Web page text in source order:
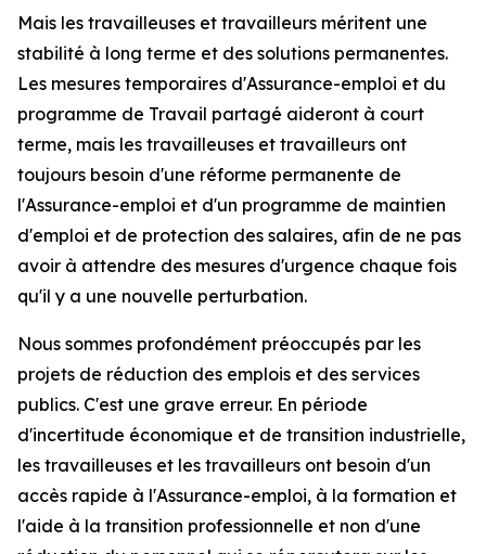
Mais les travailleuses et travailleurs méritent une
stabilité à long terme et des solutions permanentes.
Les mesures temporaires d'Assurance-emploi et du
programme de Travail partagé aideront à court
terme, mais les travailleuses et travailleurs ont
toujours besoin d'une réforme permanente de
l'Assurance-emploi et d'un programme de maintien
d'emploi et de protection des salaires, afin de ne pas
avoir à attendre des mesures d'urgence chaque fois
qu'il y a une nouvelle perturbation.
Nous sommes profondément préoccupés par les
projets de réduction des emplois et des services
publics. C'est une grave erreur. En période
d'incertitude économique et de transition industrielle,
les travailleuses et les travailleurs ont besoin d'un
accès rapide à l'Assurance-emploi, à la formation et
l'aide à la transition professionnelle et non d'une